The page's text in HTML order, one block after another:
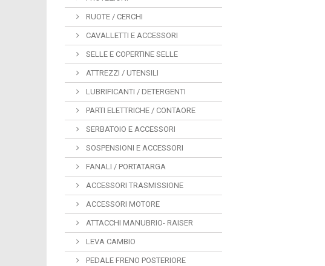
RUOTE / CERCHI
CAVALLETTI E ACCESSORI
SELLE E COPERTINE SELLE
ATTREZZI / UTENSILI
LUBRIFICANTI / DETERGENTI
PARTI ELETTRICHE / CONTAORE
SERBATOIO E ACCESSORI
SOSPENSIONI E ACCESSORI
FANALI / PORTATARGA
ACCESSORI TRASMISSIONE
ACCESSORI MOTORE
ATTACCHI MANUBRIO- RAISER
LEVA CAMBIO
PEDALE FRENO POSTERIORE